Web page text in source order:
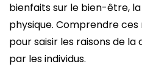
bienfaits sur le bien-être,
physique. Comprendre
pour saisir les raisons de
par les individus.